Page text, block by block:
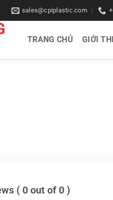
sales@cpiplastic.com
TRANG CHỦ GIỚI
( 0 out of 0 )